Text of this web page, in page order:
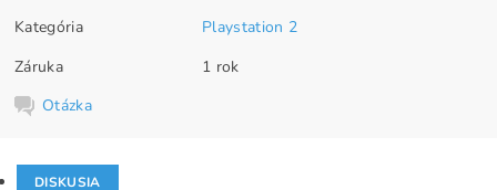
Kategória
Playstation 2
Záruka
1 rok
Otázka
DISKUSIA